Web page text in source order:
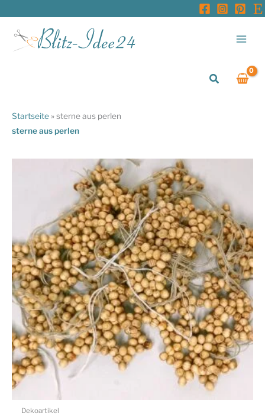
springen
Suchen
Startseite »sterne aus perlen
sterne aus perlen
Dekoartikel